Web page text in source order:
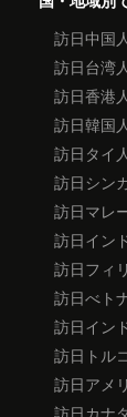
訪日中国
訪日台湾
訪日香港
訪日韓国
訪日タイ
訪日シン
訪日マレ
訪日イン
訪日フィ
訪日べト
訪日イン
訪日トル
訪日アメ